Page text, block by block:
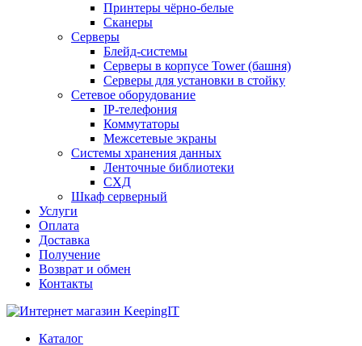
Принтеры чёрно-белые
Сканеры
Серверы
Блейд-системы
Серверы в корпусе Tower (башня)
Серверы для установки в стойку
Сетевое оборудование
IP-телефония
Коммутаторы
Межсетевые экраны
Системы хранения данных
Ленточные библиотеки
СХД
Шкаф серверный
Услуги
Оплата
Доставка
Получение
Возврат и обмен
Контакты
Каталог